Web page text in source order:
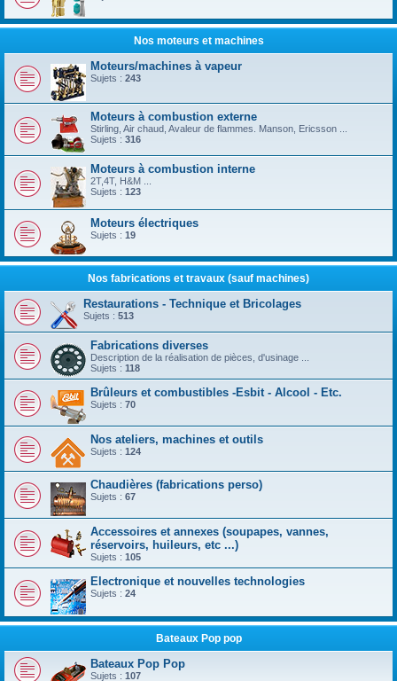
Nos moteurs et machines
Moteurs/machines à vapeur
Sujets : 243
Moteurs à combustion externe
Stirling, Air chaud, Avaleur de flammes. Manson, Ericsson ...
Sujets : 316
Moteurs à combustion interne
2T,4T, H&M ...
Sujets : 123
Moteurs électriques
Sujets : 19
Nos fabrications et travaux (sauf machines)
Restaurations - Technique et Bricolages
Sujets : 513
Fabrications diverses
Description de la réalisation de pièces, d'usinage ...
Sujets : 118
Brûleurs et combustibles -Esbit - Alcool - Etc.
Sujets : 70
Nos ateliers, machines et outils
Sujets : 124
Chaudières (fabrications perso)
Sujets : 67
Accessoires et annexes (soupapes, vannes,
réservoirs, huileurs, etc ...)
Sujets : 105
Electronique et nouvelles technologies
Sujets : 24
Bateaux Pop pop
Bateaux Pop Pop
Sujets : 107